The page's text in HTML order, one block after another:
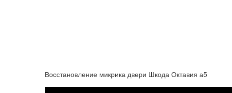
Восстановление микрика двери Шкода Октавия а5